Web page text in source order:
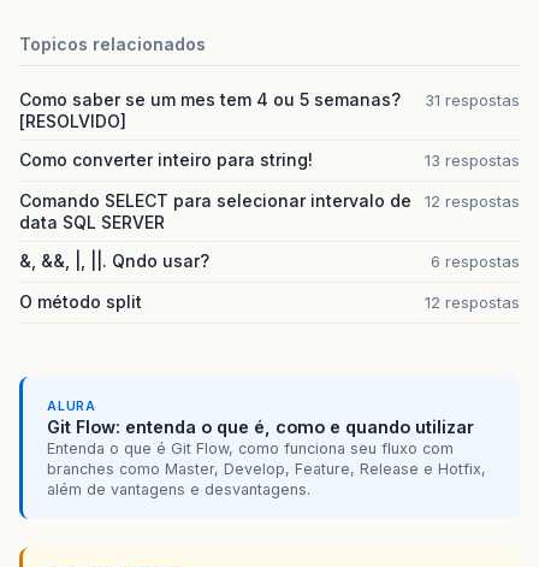
Topicos relacionados
Como saber se um mes tem 4 ou 5 semanas?
[RESOLVIDO]
31 respostas
Como converter inteiro para string! 13 respostas
Comando SELECT para selecionar intervalo de
data SQL SERVER
12 respostas
&, &&, |, ||. Qndo usar? 6 respostas
O método split 12 respostas
ALURA
Git Flow: entenda o que é, como e quando utilizar
Entenda o que é Git Flow, como funciona seu fluxo com
branches como Master, Develop, Feature, Release e Hotfix,
além de vantagens e desvantagens.